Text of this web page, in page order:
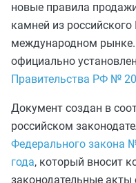
новые правила
камней из
международном
официально
Правительства РФ №
Документ создан в
российском
Федерального закона
года, который вносит
законодательные акты